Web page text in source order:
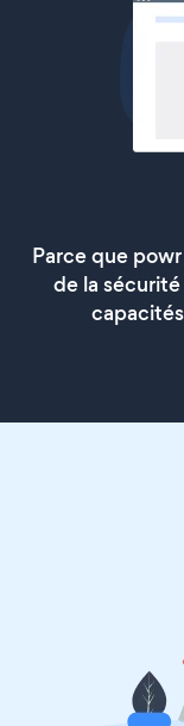
Parce que
de la